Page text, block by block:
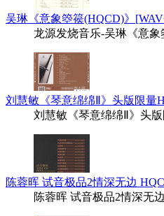
吴琳《意象箜篌(HQCD)》
龙源发烧音乐-吴琳《意
刘慧敏《琴意绵绵Ⅱ》头版限量
刘慧敏《琴意绵绵Ⅱ》头
陈蓉晖 试音极品2情深无边
陈蓉晖 试音极品2情深无